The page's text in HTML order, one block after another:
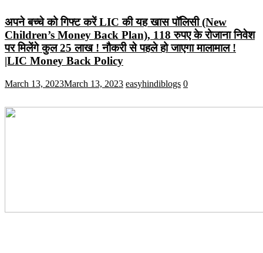
अपने बच्चे को गिफ्ट करें LIC की यह खास पॉलिसी (New
Children’s Money Back Plan), 118 रुपए के रोजाना निवेश
पर मिलेंगे कुल 25 लाख ! नौकरी से पहले हो जाएगा मालामाल !
|LIC Money Back Policy
March 13, 2023March 13, 2023 easyhindiblogs 0